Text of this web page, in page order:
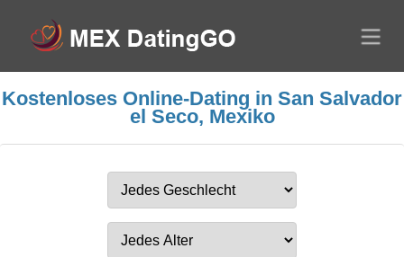
Kostenloses Online-Dating in San Salvador
el Seco, Mexiko